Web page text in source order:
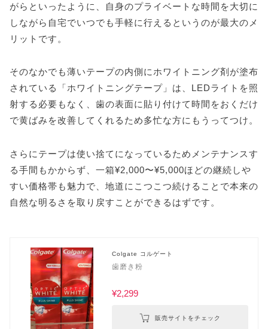
がらといったように、自身のプライベートな時間を大切に
しながら自宅でいつでも手軽に行えるというのが最大のメ
リットです。
そのなかでも薄いテープの内側にホワイトニング剤が塗布
されている「ホワイトニングテープ」は、LEDライトを照
射する必要もなく、歯の表面に貼り付けて時間をおくだけ
で黄ばみを改善してくれるため多忙な方にもうってつけ。
さらにテープは使い捨てになっているためメンテナンスす
る手間もかからず、一箱¥2,000〜¥5,000ほどの継続しや
すい価格帯も魅力で、地道にこつこつ続けることで本来の
自然な明るさを取り戻すことができるはずです。
Colgate コルゲート
歯磨き粉
¥2,299
販売サイトをチェック